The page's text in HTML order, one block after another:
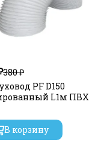
380 ₽
PF D150
L1м ПВХ
В корзину